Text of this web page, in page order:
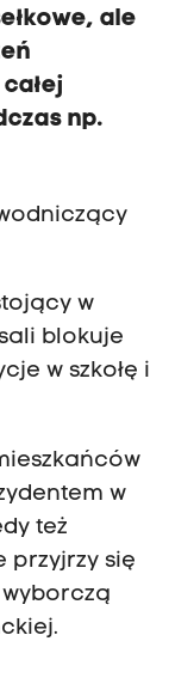
ale
np.
w
blokuje
w szkołę i
w
też
przyjrzy się